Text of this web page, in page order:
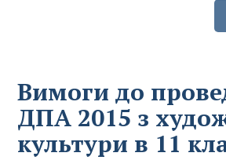
Вимоги до
ДПА 2015 з
культури в 11